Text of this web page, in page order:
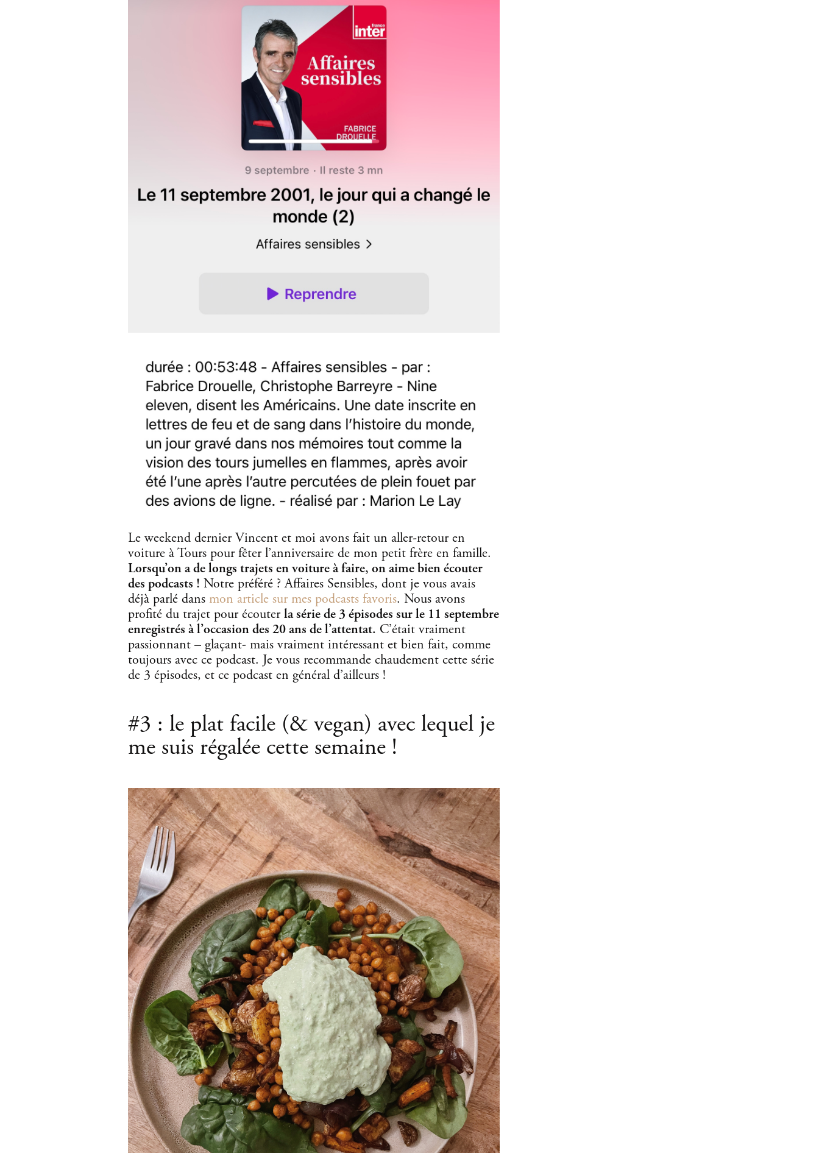
Le weekend dernier Vincent et moi avons fait un aller-retour en
voiture à Tours pour fêter l’anniversaire de mon petit frère en famille.
Lorsqu’on a de longs trajets en voiture à faire, on aime bien écouter
des podcasts ! Notre préféré ? Affaires Sensibles, dont je vous avais
déjà parlé dans mon article sur mes podcasts favoris. Nous avons
profité du trajet pour écouter la série de 3 épisodes sur le 11 septembre
enregistrés à l’occasion des 20 ans de l’attentat. C’était vraiment
passionnant – glaçant- mais vraiment intéressant et bien fait, comme
toujours avec ce podcast. Je vous recommande chaudement cette série
de 3 épisodes, et ce podcast en général d’ailleurs !
#3 : le plat facile (& vegan) avec lequel je
me suis régalée cette semaine !